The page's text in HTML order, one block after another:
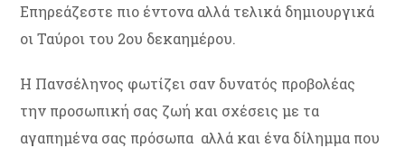
Επηρεάζεστε πιο έντονα αλλά τελικά δημιουργικά
οι Ταύροι του 2ου δεκαημέρου.
Η Πανσέληνος φωτίζει σαν δυνατός προβολέας
την προσωπική σας ζωή και σχέσεις με τα
αγαπημένα σας πρόσωπα αλλά και ένα δίλημμα που